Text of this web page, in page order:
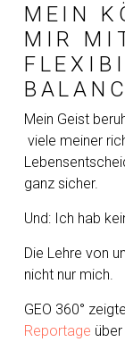
MEIN
MIR
Mein Geist
viele meiner
ganz sicher.
Und: Ich hab
Die Lehre von
nicht nur mich.
GEO 360°
Reportage